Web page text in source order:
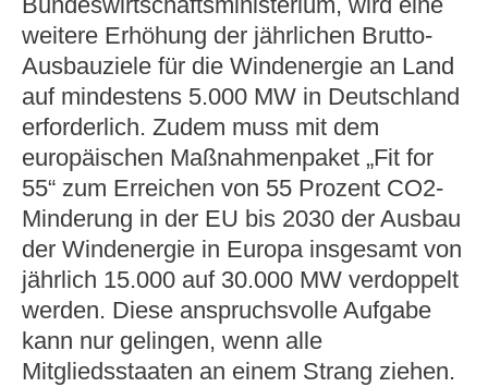
weitere Erhöhung der jährlichen Brutto-
Ausbauziele für die Windenergie an Land
auf mindestens 5.000 MW in Deutschland
erforderlich. Zudem muss mit dem
europäischen Maßnahmenpaket „Fit for
55“ zum Erreichen von 55 Prozent CO2-
Minderung in der EU bis 2030 der Ausbau
der Windenergie in Europa insgesamt von
jährlich 15.000 auf 30.000 MW verdoppelt
werden. Diese anspruchsvolle Aufgabe
kann nur gelingen, wenn alle
Mitgliedsstaaten an einem Strang ziehen.